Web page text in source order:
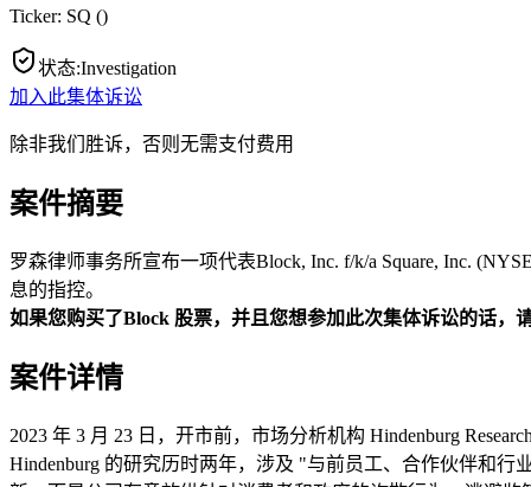
Ticker: SQ ()
状态:Investigation
加入此集体诉讼
除非我们胜诉，否则无需支付费用
案件摘要
罗森律师事务所宣布一项代表Block, Inc. f/k/a Square, Inc.
息的指控。
如果您购买了Block 股票，并且您想参加此次集体诉讼的话，
案件详情
2023 年 3 月 23 日，开市前，市场分析机构 Hindenburg
Hindenburg 的研究历时两年，涉及 "与前员工、合作伙伴和